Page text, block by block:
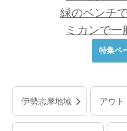
緑のベンチ
ミカンで一
特集ペ
伊勢志摩地域 アウト